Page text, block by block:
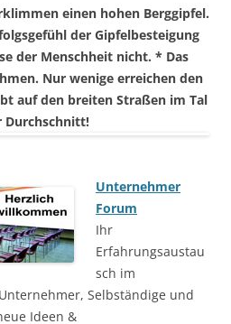
einen hohen Berggipfel.
der Gipfelbesteigung
der Menschheit nicht. * Das
Nur wenige erreichen den
auf den breiten Straßen im Tal
Durchschnitt!
Unternehmer
Forum
Ihr
Erfahrungsaustau
sch im
Selbständige und
Ideen &